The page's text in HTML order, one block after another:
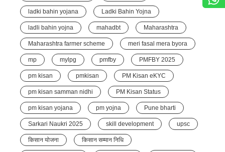
ladki bahin yojana Ladki Bahin Yojna
ladli bahin yojna mahadbt Maharashtra
Maharashtra farmer scheme meri fasal mera byora
mp mylpg pmfby PMFBY 2025
pm kisan pmkisan PM Kisan eKYC
pm kisan samman nidhi PM Kisan Status
pm kisan yojana pm yojna Pune bharti
Sarkari Naukri 2025 skill development upsc
किसान योजना किसान सम्मान निधि